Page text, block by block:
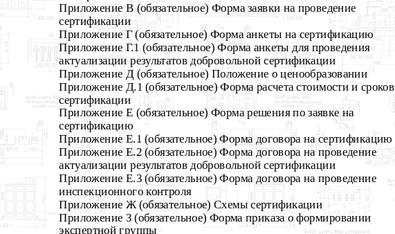
Приложение В (обязательное) Форма заявки на проведение
сертификации
Приложение Г (обязательное) Форма анкеты на сертификацию
Приложение Г.1 (обязательное) Форма анкеты для проведения
актуализации результатов добровольной сертификации
Приложение Д (обязательное) Положение о ценообразовании
Приложение Д.1 (обязательное) Форма расчета стоимости и сроков
сертификации
Приложение Е (обязательное) Форма решения по заявке на
сертификацию
Приложение Е.1 (обязательное) Форма договора на сертификацию
Приложение Е.2 (обязательное) Форма договора на проведение
актуализации результатов добровольной сертификации
Приложение Е.3 (обязательное) Форма договора на проведение
инспекционного контроля
Приложение Ж (обязательное) Схемы сертификации
Приложение З (обязательное) Форма приказа о формировании
экспертной группы